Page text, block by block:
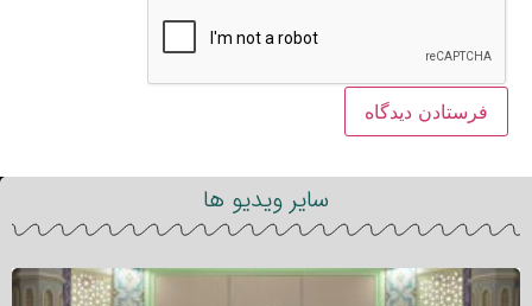
سایر ویدیو ها